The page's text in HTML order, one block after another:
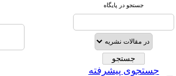
جستجو در پایگاه
جستجوی پیشرفته